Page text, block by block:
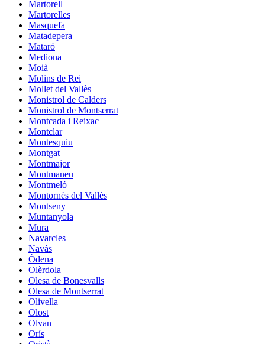
Martorell
Martorelles
Masquefa
Matadepera
Mataró
Mediona
Moià
Molins de Rei
Mollet del Vallès
Monistrol de Calders
Monistrol de Montserrat
Montcada i Reixac
Montclar
Montesquiu
Montgat
Montmajor
Montmaneu
Montmeló
Montornès del Vallès
Montseny
Muntanyola
Mura
Navarcles
Navàs
Òdena
Olèrdola
Olesa de Bonesvalls
Olesa de Montserrat
Olivella
Olost
Olvan
Orís